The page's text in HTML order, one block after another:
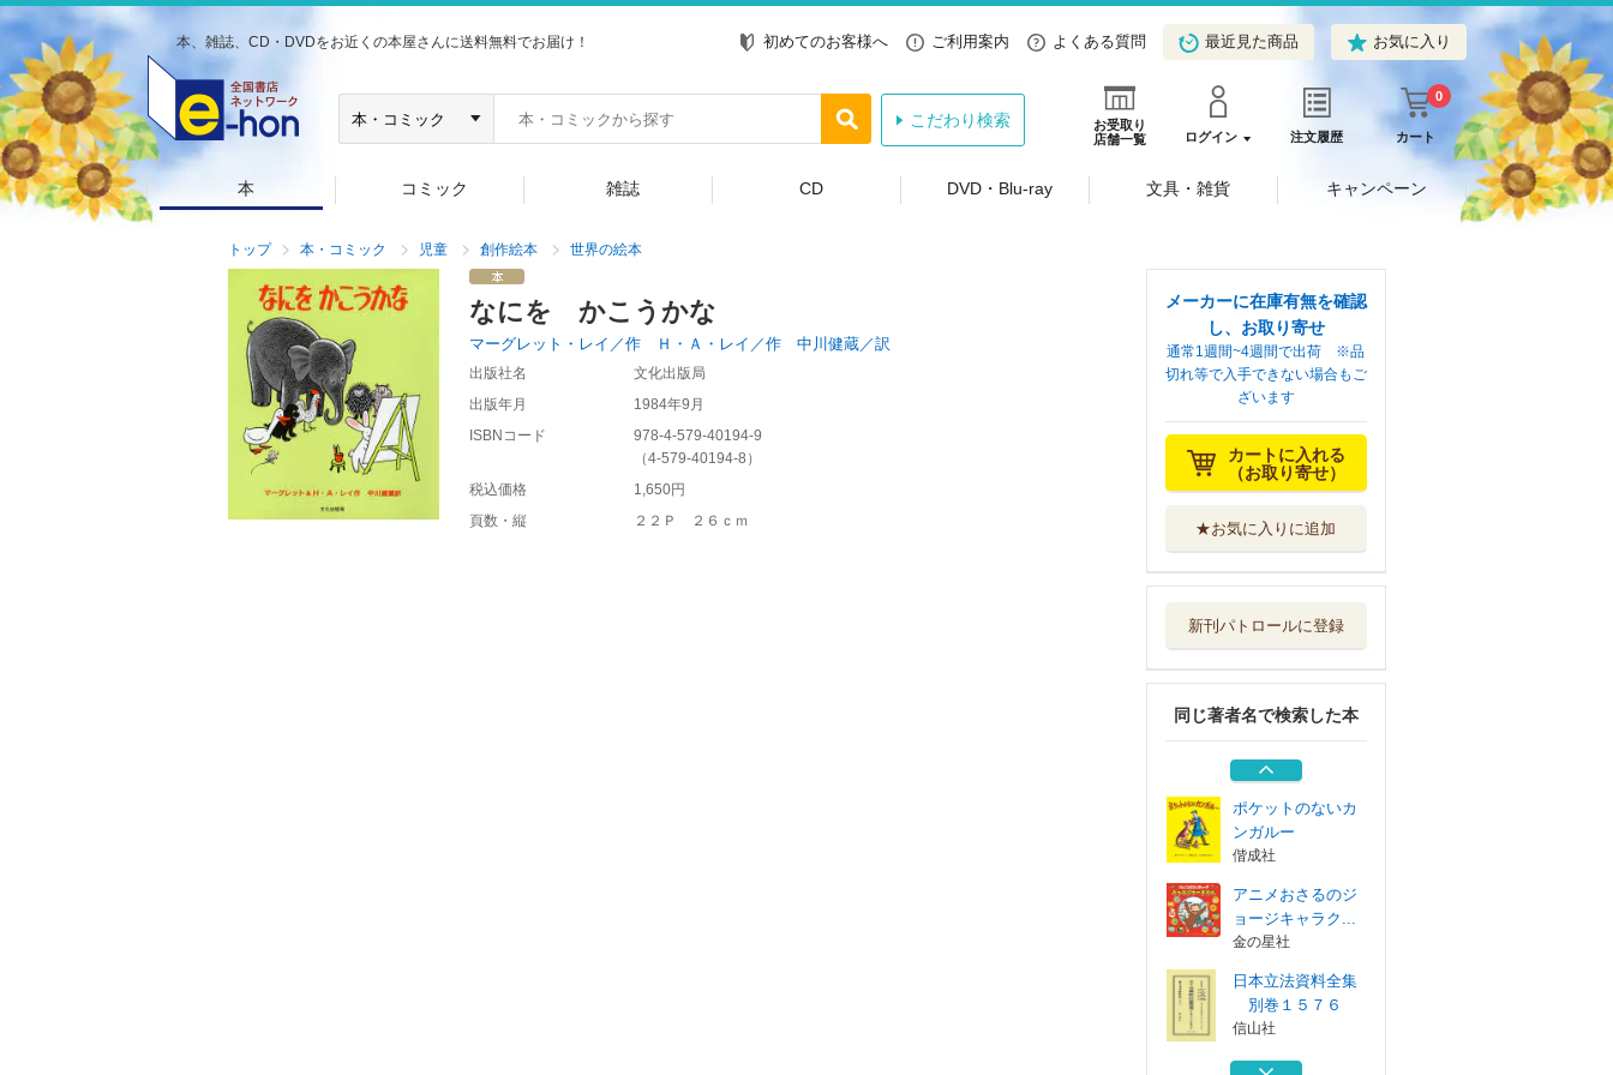
本、雑誌、CD・DVDをお近くの本屋さんに送料無料でお届け！ 初めてのお客様へ ご利用案内 よくある質問 最近見た商品 お気に入り
お受取り
店舗一覧
ログイン 注文履歴 カート
0
こだわり検索
本 コミック 雑誌 CD DVD・Blu-ray 文具・雑貨 キャンペーン
トップ 本・コミック 児童 創作絵本 世界の絵本
なにを かこうかな
マーグレット・レイ／作 Ｈ・Ａ・レイ／作 中川健蔵／訳
出版社名
文化出版局
出版年月
1984年9月
ISBNコード
978-4-579-40194-9
（4-579-40194-8 ）
税込価格
1,650円
頁数・縦
２２Ｐ ２６ｃｍ
メーカーに在庫有無を確認
し、お取り寄せ
通常1週間~4週間で出荷 ※品
切れ等で入手できない場合もご
ざいます
カートに入れる
（お取り寄せ）
★お気に入りに追加
新刊パトロールに登録
同じ著者名で検索した本
日本立法資料全集
別巻１５７６
アニメおさるのジ
金の星社
アニメおさるのジ
ョージＢセット...
金の星社
ポケットのないカ
ンガルー
偕成社
アニメおさるのジ
ョージキャラク...
金の星社
日本立法資料全集
別巻１５７６
信山社
アニメおさるのジ